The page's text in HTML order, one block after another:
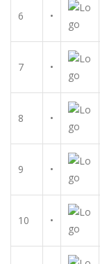
6 •
7 •
8 •
9 •
10 •